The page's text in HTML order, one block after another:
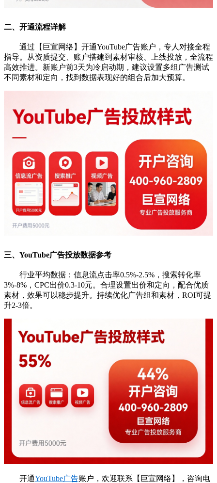
二、开通流程详解
通过【巨宣网络】开通YouTube广告账户，专人对接全程
指导。从资质提交、账户搭建到素材审核、上线投放，全流程
高效推进。新账户前3天为冷启动期，建议设置多组广告测试
不同素材和定向，找到数据表现好的组合后加大预算。
三、YouTube广告投放数据参考
行业平均数据：信息流点击率0.5%-2.5%，搜索转化率
3%-8%，CPC出价0.3-10元。合理设置出价和定向，配合优质
素材，效果可以稳步提升。持续优化广告组和素材，ROI可提
升2-3倍。
开通YouTube广告账户，欢迎联系【巨宣网络】，咨询电